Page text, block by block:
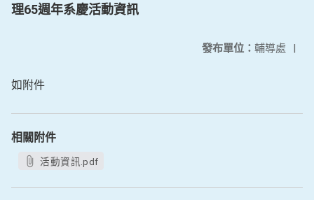
理65週年系慶活動資訊
發布單位： 輔導處 |
如附件
相關附件
活動資訊.pdf